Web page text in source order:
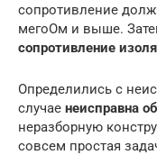
сопротивление
мегоОм и выше.
сопротивление
Определились с
случае неисправна
неразборную
совсем простая